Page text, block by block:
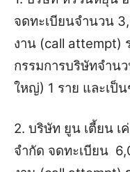
จดทะเบียนจำนวน
งาน (call attempt)
กรรมการบริษัทจำน
ใหญ่) 1 ราย และเป็
2. บริษัท ยูน เตี้ยน เ
จำกัด จดทะเบียน